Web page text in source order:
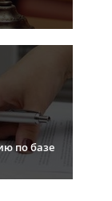
по базе